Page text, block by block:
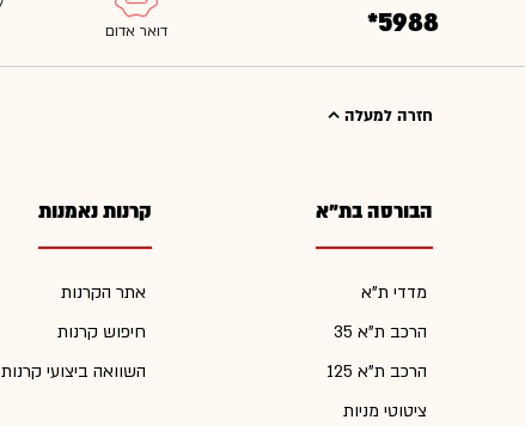
*5988
חזרה למעלה
הבורסה בת"א
מדדי ת"א
הרכב ת"א 35
הרכב ת"א 125
ציטוטי מניות
קרנות נאמנות
אתר הקרנות
חיפוש קרנות
השוואה ביצועי קרנות